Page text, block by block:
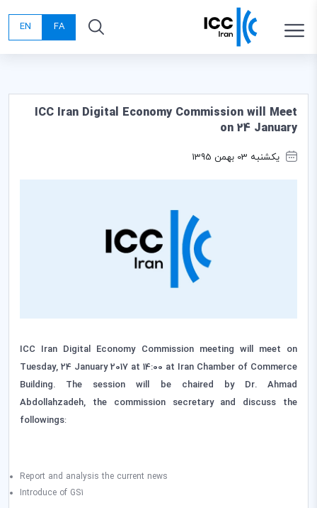
FA
EN
ICC Iran Digital Economy Commission will Meet
on 24 January
یکشنبه 03 بهمن 1395
ICC Iran Digital Economy Commission meeting will meet on
Tuesday, 24 January 2017 at 14:00 at Iran Chamber of Commerce
Building. The session will be chaired by Dr. Ahmad
Abdollahzadeh, the commission secretary and discuss the
followings:
Report and analysis the current news
Introduce of GS1